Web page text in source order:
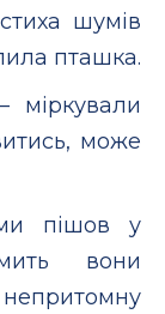
шумів
пташка.
може
пішов у
вони